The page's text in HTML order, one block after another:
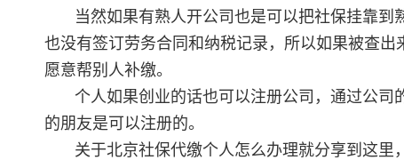
当然如果有熟人开公司也是可以把社保挂靠到
也没有签订劳务合同和纳税记录，所以如果被查
愿意帮别人补缴。
个人如果创业的话也可以注册公司，通过公
的朋友是可以注册的。
关于北京社保代缴个人怎么办理就分享到这里